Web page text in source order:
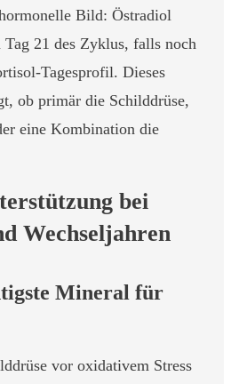
Bild: Östradiol
Tag 21 des Zyklus, falls noch
Tagesprofil. Dieses
ob primär die Schilddrüse,
eine Kombination die
bei
Wechseljahren
Mineral für
vor oxidativem Stress